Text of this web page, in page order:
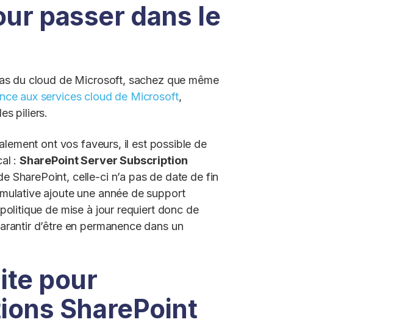
passer dans le
du cloud de Microsoft, sachez que même
aux services cloud de Microsoft,
piliers.
ont vos faveurs, il est possible de
: SharePoint Server Subscription
SharePoint, celle-ci n’a pas de date de fin
ajoute une année de support
de mise à jour requiert donc de
d’être en permanence dans un
pour
SharePoint